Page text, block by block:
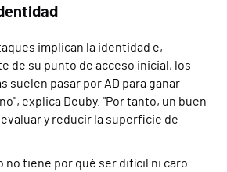
implican la identidad e,
de su punto de acceso inicial, los
suelen pasar por AD para ganar
explica Deuby. "Por tanto, un buen
y reducir la superficie de
no tiene por qué ser difícil ni caro.